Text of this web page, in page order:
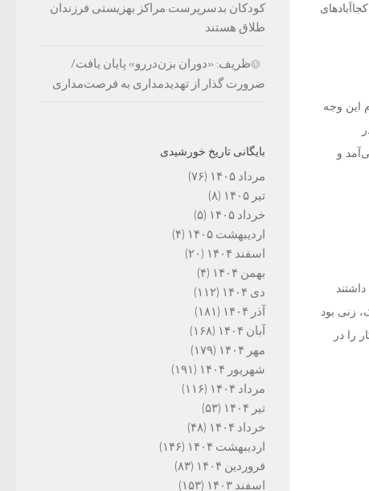
این وجه
و
زنی بود
را در
کودکان بدسرپرست مراکز بهزیستی فرزندان
طلاق هستند
ظریف: «دوران بزن‌دررو» پایان یافت/
ضرورت گذار از تهدیدمداری به فرصت‌مداری
بایگانی تاریخ خورشیدی
مرداد ۱۴۰۵
(۷۶)
تیر ۱۴۰۵
(۸)
خرداد ۱۴۰۵
(۵)
اردیبهشت ۱۴۰۵
(۴)
اسفند ۱۴۰۴
(۲۰)
بهمن ۱۴۰۴
(۴)
دی ۱۴۰۴
(۱۱۲)
آذر ۱۴۰۴
(۱۸۱)
آبان ۱۴۰۴
(۱۶۸)
مهر ۱۴۰۴
(۱۷۹)
شهریور ۱۴۰۴
(۱۹۱)
مرداد ۱۴۰۴
(۱۱۶)
تیر ۱۴۰۴
(۵۳)
خرداد ۱۴۰۴
(۴۸)
اردیبهشت ۱۴۰۴
(۱۴۶)
فروردین ۱۴۰۴
(۸۳)
اسفند ۱۴۰۳
(۱۵۳)